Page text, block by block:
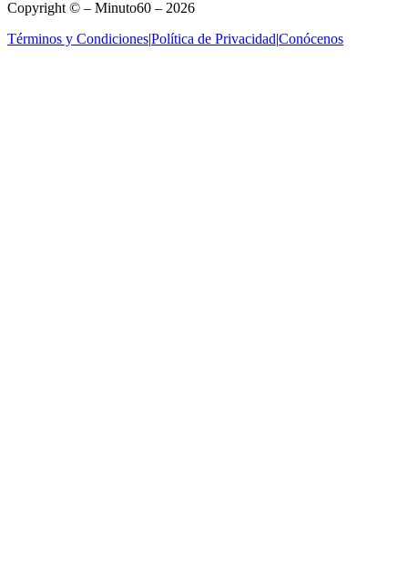
Copyright © – Minuto60 – 2026
Términos y Condiciones|Política de Privacidad|Conócenos